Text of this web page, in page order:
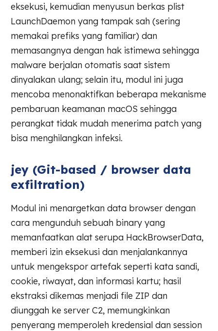
eksekusi, kemudian menyusun berkas plist
LaunchDaemon yang tampak sah (sering
memakai prefiks yang familiar) dan
memasangnya dengan hak istimewa sehingga
malware berjalan otomatis saat sistem
dinyalakan ulang; selain itu, modul ini juga
mencoba menonaktifkan beberapa mekanisme
pembaruan keamanan macOS sehingga
perangkat tidak mudah menerima patch yang
bisa menghilangkan infeksi.
jey (Git-based / browser data
exfiltration)
Modul ini menargetkan data browser dengan
cara mengunduh sebuah binary yang
memanfaatkan alat serupa HackBrowserData,
memberi izin eksekusi dan menjalankannya
untuk mengekspor artefak seperti kata sandi,
cookie, riwayat, dan informasi kartu; hasil
ekstraksi dikemas menjadi file ZIP dan
diunggah ke server C2, memungkinkan
penyerang memperoleh kredensial dan session